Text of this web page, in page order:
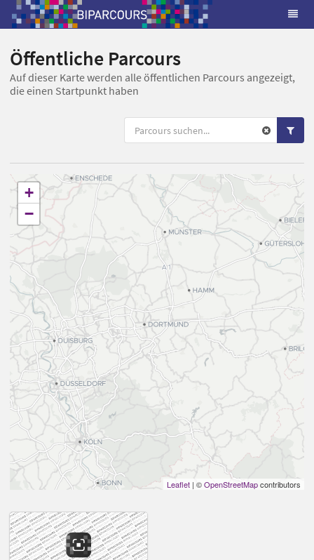
Öffentliche Parcours
Auf dieser Karte werden alle öffentlichen Parcours angezeigt,
die einen Startpunkt haben
+
−
Leaflet | ©OpenStreetMapcontributors